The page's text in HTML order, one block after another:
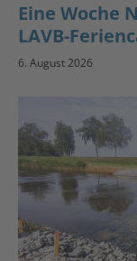
Eine Woche
LAVB-
6. August 2026